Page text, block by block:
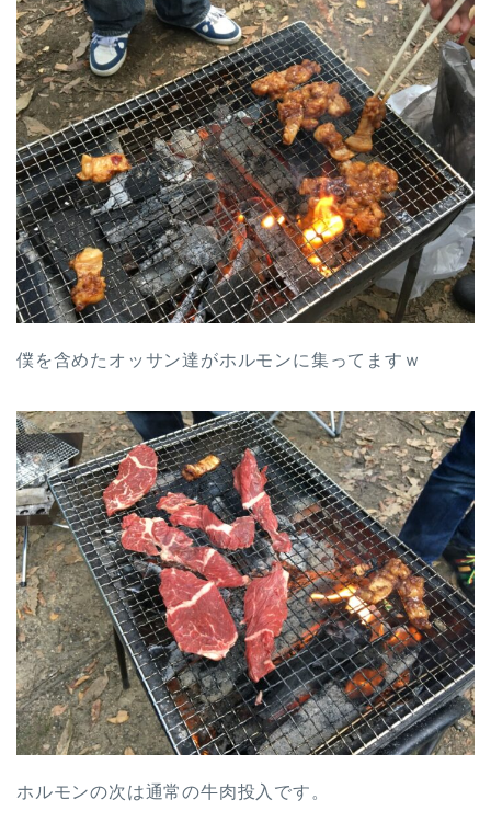
僕を含めたオッサン達がホルモンに集ってますｗ
ホルモンの次は通常の牛肉投入です。